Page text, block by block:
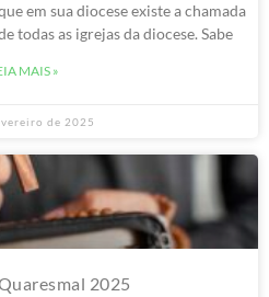
em sua diocese existe a chamada
todas as igrejas da diocese. Sabe
MAIS »
de 2025
2025